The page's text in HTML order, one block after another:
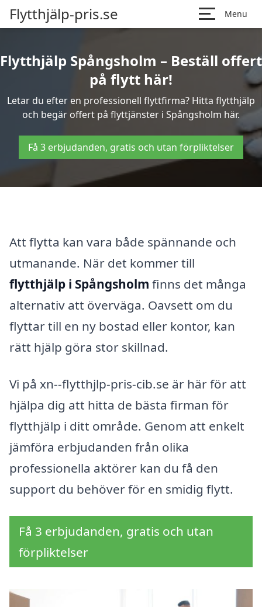
Flytthjälp-pris.se Menu
Flytthjälp Spångsholm – Beställ offert
på flytt här!
Letar du efter en professionell flyttfirma? Hitta flytthjälp
och begär offert på flyttjänster i Spångsholm här.
Få 3 erbjudanden, gratis och utan förpliktelser
Att flytta kan vara både spännande och
utmanande. När det kommer till
flytthjälp i Spångsholm finns det många
alternativ att överväga. Oavsett om du
flyttar till en ny bostad eller kontor, kan
rätt hjälp göra stor skillnad.
Vi på xn--flytthjlp-pris-cib.se är här för att
hjälpa dig att hitta de bästa firman för
flytthjälp i ditt område. Genom att enkelt
jämföra erbjudanden från olika
professionella aktörer kan du få den
support du behöver för en smidig flytt.
Få 3 erbjudanden, gratis och utan
förpliktelser